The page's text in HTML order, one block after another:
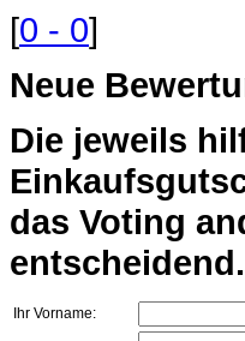
[0 - 0]
Neue
Die jeweils
das Voting
Ihr Vorname: